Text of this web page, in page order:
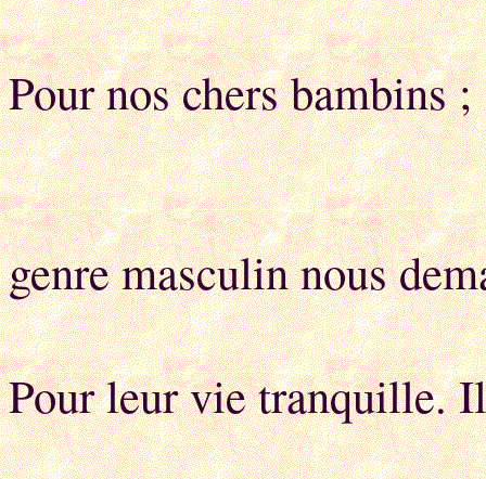
Pour nos chers bambins
genre masculin nous
Pour leur vie tranquille.